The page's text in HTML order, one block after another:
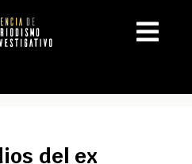
del ex